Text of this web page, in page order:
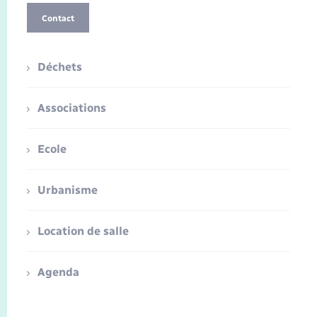
Contact
Déchets
Associations
Ecole
Urbanisme
Location de salle
Agenda